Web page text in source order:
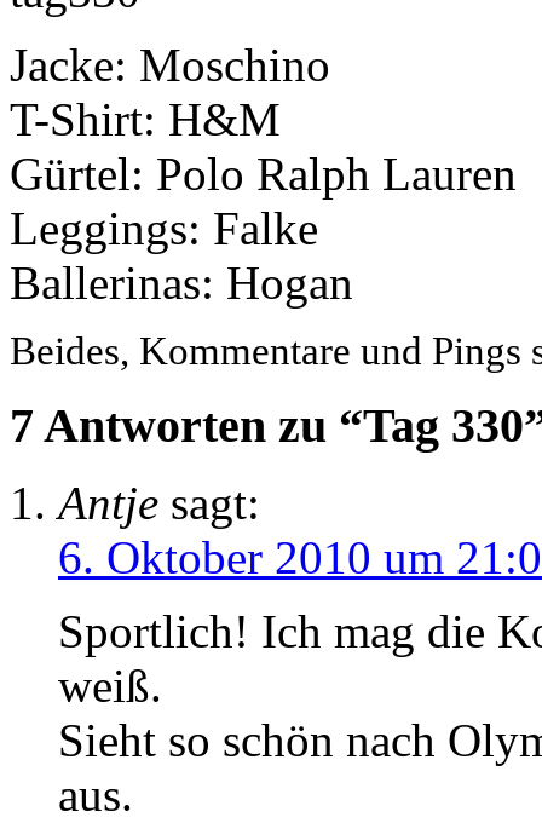
Jacke: Moschino
T-Shirt: H&M
Gürtel: Polo Ralph Lauren
Leggings: Falke
Ballerinas: Hogan
Beides, Kommentare und Pings
7 Antworten zu “Tag
Antje sagt:
6. Oktober 2010 um
Sportlich! Ich mag die
weiß.
Sieht so schön nach
aus.